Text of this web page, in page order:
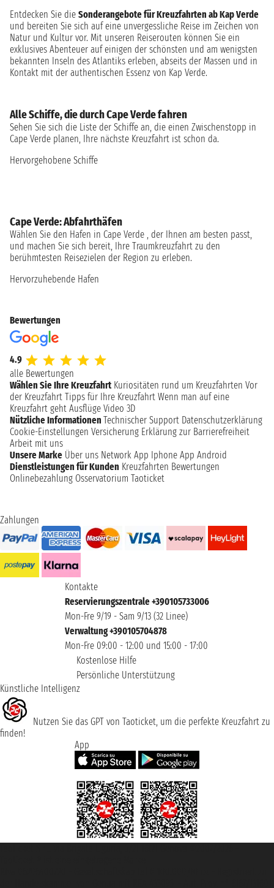
Entdecken Sie die Sonderangebote für Kreuzfahrten ab Kap Verde
und bereiten Sie sich auf eine unvergessliche Reise im Zeichen von
Natur und Kultur vor. Mit unseren Reiserouten können Sie ein
exklusives Abenteuer auf einigen der schönsten und am wenigsten
bekannten Inseln des Atlantiks erleben, abseits der Massen und in
Kontakt mit der authentischen Essenz von Kap Verde.
Alle Schiffe, die durch Cape Verde fahren
Sehen Sie sich die Liste der Schiffe an, die einen Zwischenstopp in
Cape Verde planen, Ihre nächste Kreuzfahrt ist schon da.
Hervorgehobene Schiffe
Cape Verde: Abfahrthäfen
Wählen Sie den Hafen in Cape Verde , der Ihnen am besten passt,
und machen Sie sich bereit, Ihre Traumkreuzfahrt zu den
berühmtesten Reisezielen der Region zu erleben.
Hervorzuhebende Hafen
Bewertungen
4.9
alle Bewertungen
Wählen Sie Ihre Kreuzfahrt Kuriositäten rund um Kreuzfahrten Vor
der Kreuzfahrt Tipps für Ihre Kreuzfahrt Wenn man auf eine
Kreuzfahrt geht Ausflüge Video 3D
Nützliche Informationen Technischer Support Datenschutzerklärung
Cookie-Einstellungen Versicherung Erklärung zur Barrierefreiheit
Arbeit mit uns
Unsere Marke Über uns Network App Iphone App Android
Dienstleistungen für Kunden Kreuzfahrten Bewertungen
Onlinebezahlung Osservatorium Taoticket
Zahlungen
Kontakte
Reservierungszentrale +390105733006
Mon-Fre 9/19 - Sam 9/13 (32 Linee)
Verwaltung +390105704878
Mon-Fre 09:00 - 12:00 und 15:00 - 17:00
Kostenlose Hilfe
Persönliche Unterstützung
Künstliche Intelligenz
Nutzen Sie das GPT von Taoticket, um die perfekte Kreuzfahrt zu
finden!
App